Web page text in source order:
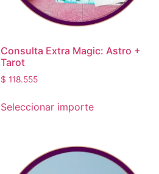
Consulta Extra Magic: Astro +
Tarot
$ 118.555
Seleccionar importe